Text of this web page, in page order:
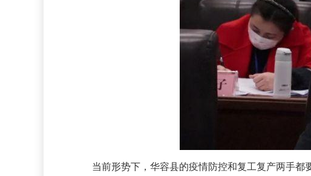
当前形势下，华容县的疫情防控和复工复产两手都